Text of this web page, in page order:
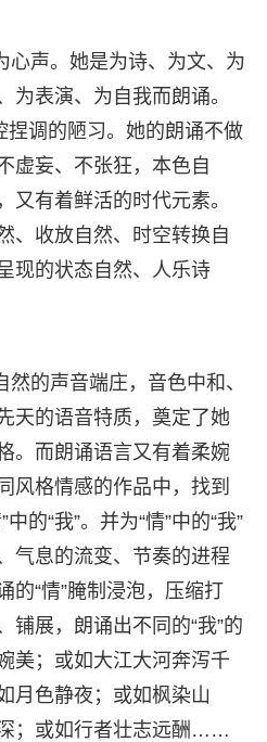
心声。她是为诗、为文、为
为表演、为自我而朗诵。
捏调的陋习。她的朗诵不做
虚妄、不张狂，本色自
又有着鲜活的时代元素。
、收放自然、时空转换自
现的状态自然、人乐诗
的声音端庄，音色中和、
天的语音特质，奠定了她
。而朗诵语言又有着柔婉
风格情感的作品中，找到
的“我”。并为“情”中的“我”
气息的流变、节奏的进程
的“情”腌制浸泡，压缩打
铺展，朗诵出不同的“我”的
；或如大江大河奔泻千
月色静夜；或如枫染山
；或如行者壮志远酬……